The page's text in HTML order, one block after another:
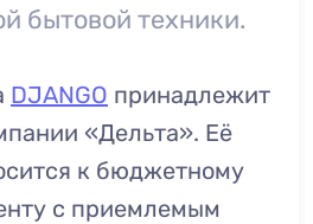
бытовой техники.
DJANGO принадлежит
«Дельта». Её
к бюджетному
с приемлемым